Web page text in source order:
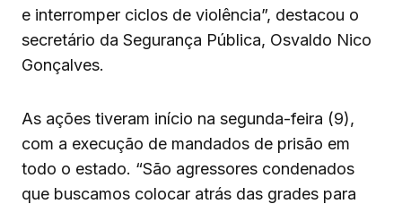
e interromper ciclos de violência”, destacou o
secretário da Segurança Pública, Osvaldo Nico
Gonçalves.
As ações tiveram início na segunda-feira (9),
com a execução de mandados de prisão em
todo o estado. “São agressores condenados
que buscamos colocar atrás das grades para